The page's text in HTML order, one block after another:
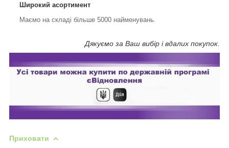
Широкий асортимент
Маємо на складі більше 5000 найменувань.
Дякуємо за Ваш вибір і вдалих покупок.
Приховати